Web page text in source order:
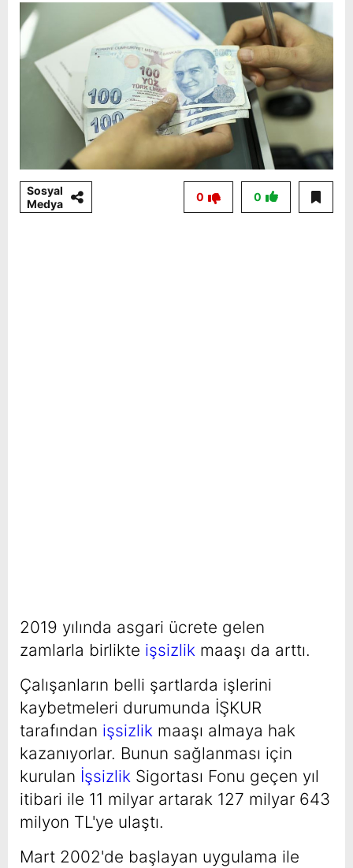
Sosyal
Medya
0
0
2019 yılında asgari ücrete gelen
zamlarla birlikte işsizlik maaşı da arttı.
Çalışanların belli şartlarda işlerini
kaybetmeleri durumunda İŞKUR
tarafından işsizlik maaşı almaya hak
kazanıyorlar. Bunun sağlanması için
kurulan İşsizlik Sigortası Fonu geçen yıl
itibari ile 11 milyar artarak 127 milyar 643
milyon TL'ye ulaştı.
Mart 2002'de başlayan uygulama ile